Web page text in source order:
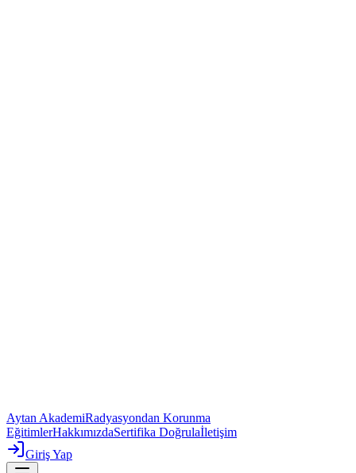
Aytan AkademiRadyasyondan Korunma
EğitimlerHakkımızdaSertifika Doğrulaİletişim
Giriş Yap